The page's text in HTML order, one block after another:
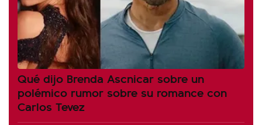
Qué dijo Brenda Ascnicar sobre un
polémico rumor sobre su romance con
Carlos Tevez